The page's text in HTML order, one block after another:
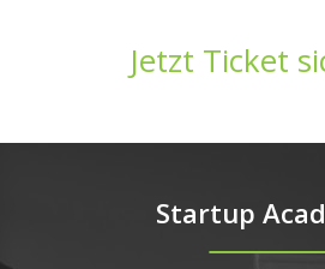
Jetzt Ticket
Startup